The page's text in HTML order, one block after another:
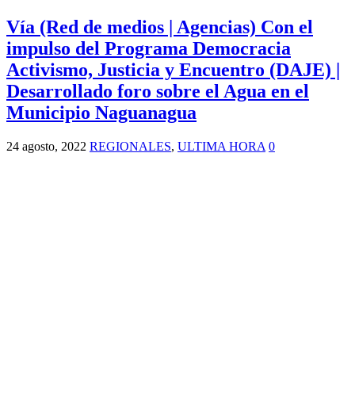
Vía (Red de medios | Agencias) Con el
impulso del Programa Democracia
Activismo, Justicia y Encuentro (DAJE) |
Desarrollado foro sobre el Agua en el
Municipio Naguanagua
24 agosto, 2022 REGIONALES, ULTIMA HORA 0